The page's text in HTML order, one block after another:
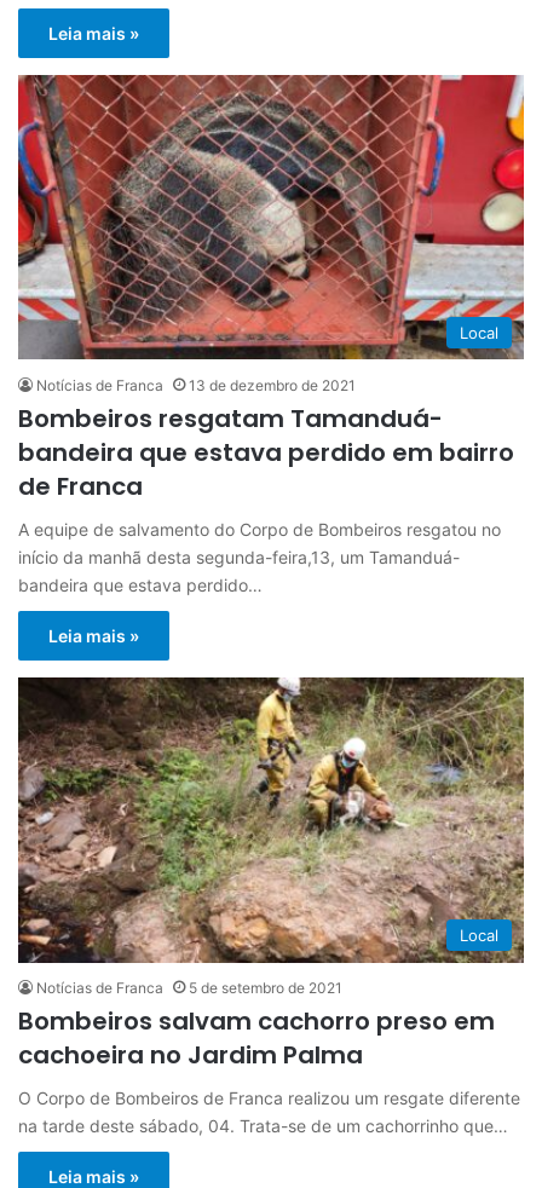
Leia mais »
Local
Notícias de Franca 13 de dezembro de 2021
Bombeiros resgatam Tamanduá-
bandeira que estava perdido em bairro
de Franca
A equipe de salvamento do Corpo de Bombeiros resgatou no
início da manhã desta segunda-feira,13, um Tamanduá-
bandeira que estava perdido…
Leia mais »
Local
Notícias de Franca 5 de setembro de 2021
Bombeiros salvam cachorro preso em
cachoeira no Jardim Palma
O Corpo de Bombeiros de Franca realizou um resgate diferente
na tarde deste sábado, 04. Trata-se de um cachorrinho que…
Leia mais »